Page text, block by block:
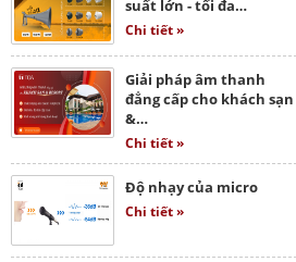
suất lớn - tối đa…
Chi tiết »
Giải pháp âm thanh
đẳng cấp cho khách sạn
&…
Chi tiết »
Độ nhạy của micro
Chi tiết »